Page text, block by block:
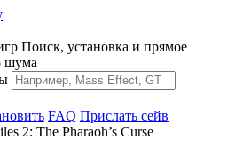
Поиск, установка и прямое
шума
FAQ Прислать сейв
2: The Pharaoh’s Curse